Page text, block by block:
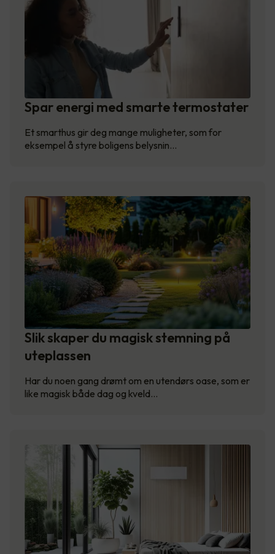
Spar energi med smarte termostater
Et smarthus gir deg mange muligheter, som for
eksempel å styre boligens belysnin…
Slik skaper du magisk stemning på
uteplassen
Har du noen gang drømt om en utendørs oase, som er
like magisk både dag og kveld…